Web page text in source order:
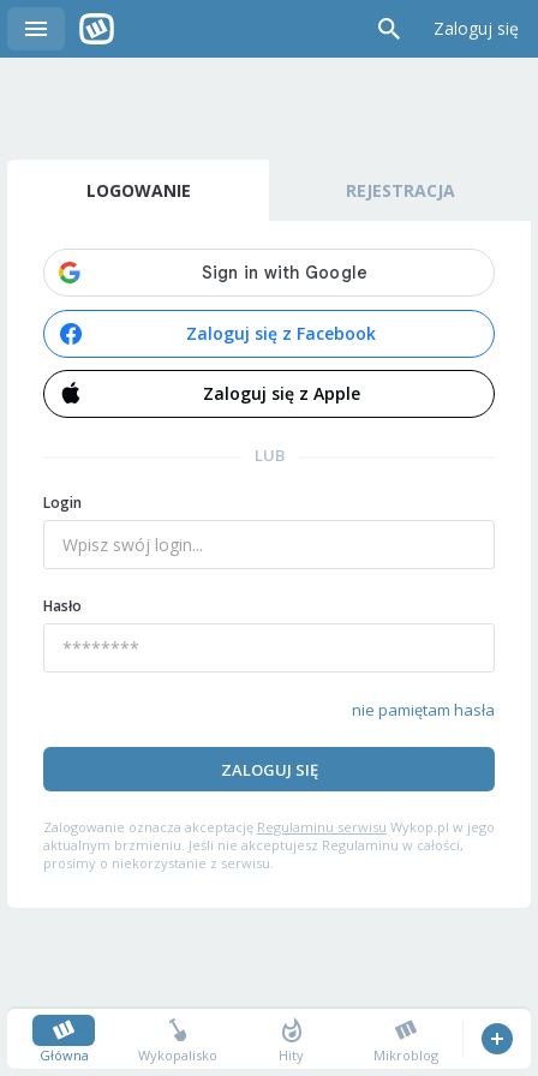
Zaloguj się
LOGOWANIE REJESTRACJA
Zaloguj się z Facebook
Zaloguj się z Apple
LUB
Login
Hasło
nie pamiętam hasła
ZALOGUJ SIĘ
Zalogowanie oznacza akceptację Regulaminu serwisu Wykop.pl w jego
aktualnym brzmieniu. Jeśli nie akceptujesz Regulaminu w całości,
prosimy o niekorzystanie z serwisu.
Główna Wykopalisko Hity Mikroblog